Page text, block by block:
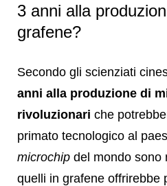
3 anni alla
grafene?
Secondo gli scienziati
anni alla produzione di
rivoluzionari che
primato tecnologico al
microchip del mondo sono
quelli in grafene offrirebbe